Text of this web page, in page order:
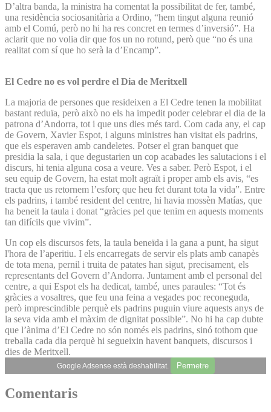
D’altra banda, la ministra ha comentat la possibilitat de fer, també,
una residència sociosanitària a Ordino, “hem tingut alguna reunió
amb el Comú, però no hi ha res concret en termes d’inversió”. Ha
aclarit que no volia dir que fos un no rotund, però que “no és una
realitat com sí que ho serà la d’Encamp”.
El Cedre no es vol perdre el Dia de Meritxell
La majoria de persones que resideixen a El Cedre tenen la mobilitat
bastant reduïa, però això no els ha impedit poder celebrar el dia de la
patrona d’Andorra, tot i que uns dies més tard. Com cada any, el cap
de Govern, Xavier Espot, i alguns ministres han visitat els padrins,
que els esperaven amb candeletes. Potser el gran banquet que
presidia la sala, i que degustarien un cop acabades les salutacions i el
discurs, hi tenia alguna cosa a veure. Ves a saber. Però Espot, i el
seu equip de Govern, ha estat molt agraït i proper amb els avis, “es
tracta que us retornem l’esforç que heu fet durant tota la vida”. Entre
els padrins, i també resident del centre, hi havia mossèn Matías, que
ha beneit la taula i donat “gràcies pel que tenim en aquests moments
tan difícils que vivim”.
Un cop els discursos fets, la taula beneïda i la gana a punt, ha sigut
l'hora de l’aperitiu. I els encarregats de servir els plats amb canapès
de tota mena, pernil i truita de patates han sigut, precisament, els
representants del Govern d’Andorra. Juntament amb el personal del
centre, a qui Espot els ha dedicat, també, unes paraules: “Tot és
gràcies a vosaltres, que feu una feina a vegades poc reconeguda,
però imprescindible perquè els padrins puguin viure aquests anys de
la seva vida amb el màxim de dignitat possible”. No hi ha cap dubte
que l’ànima d’El Cedre no són només els padrins, sinó tothom que
treballa cada dia perquè hi segueixin havent banquets, discursos i
dies de Meritxell.
Google Adsense està deshabilitat. Permetre
Comentaris